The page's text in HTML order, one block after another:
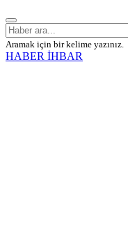
Aramak için bir kelime yazınız.
HABER İHBAR